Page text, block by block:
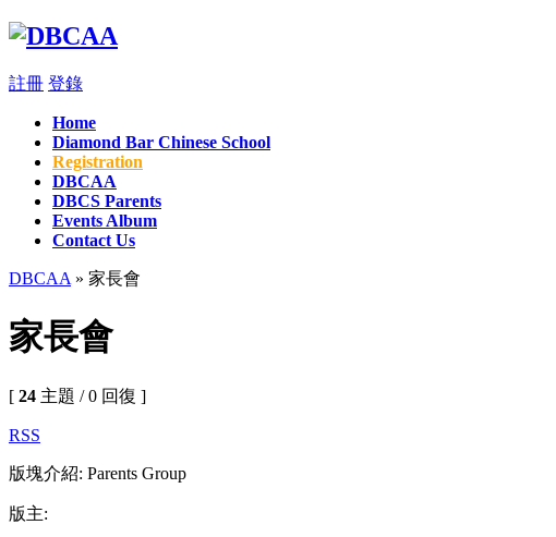
註冊 登錄
Home
Diamond Bar Chinese School
Registration
DBCAA
DBCS Parents
Events Album
Contact Us
DBCAA » 家長會
家長會
[ 24 主題 / 0 回復 ]
RSS
版塊介紹: Parents Group
版主: